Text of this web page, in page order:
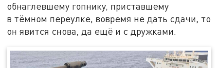
обнаглевшему гопнику, приставшему
в тёмном переулке, вовремя не дать сдачи, то
он явится снова, да ещё и с дружками.